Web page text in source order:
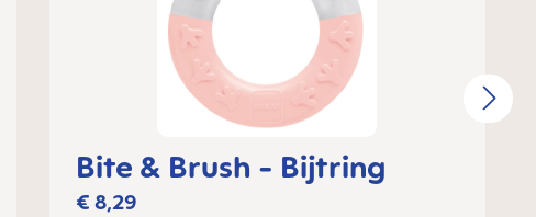
Bite & Brush - Bijtring
€ 8,29